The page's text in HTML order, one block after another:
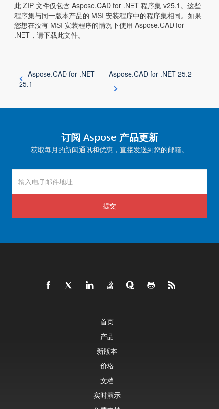
此 ZIP 文件仅包含 Aspose.CAD for .NET 程序集 v25.1。这些
程序集与同一版本产品的 MSI 安装程序中的程序集相同。如果
您想在没有 MSI 安装程序的情况下使用 Aspose.CAD for
.NET，请下载此文件。
Aspose.CAD for .NET
25.1
Aspose.CAD for .NET 25.2
订阅 Aspose 产品更新
获取每月的新闻通讯和优惠，直接发送到您的邮箱。
提交
首页
产品
新版本
价格
文档
实时演示